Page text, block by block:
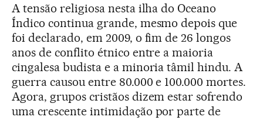
A tensão religiosa nesta ilha do Oceano
Índico continua grande, mesmo depois que
foi declarado, em 2009, o fim de 26 longos
anos de conflito étnico entre a maioria
cingalesa budista e a minoria tâmil hindu. A
guerra causou entre 80.000 e 100.000 mortes.
Agora, grupos cristãos dizem estar sofrendo
uma crescente intimidação por parte de